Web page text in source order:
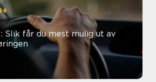
Slik får du mest mulig ut av